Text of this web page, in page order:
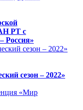
РТ с
Россия»
сезон – 2022»